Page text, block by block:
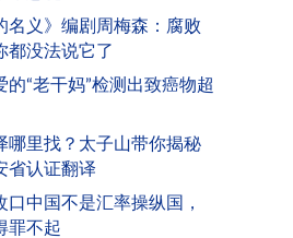
名义》编剧周梅森：腐败
都没法说它了
的“老干妈”检测出致癌物超
哪里找？太子山带你揭秘
省认证翻译
口中国不是汇率操纵国，
罪不起